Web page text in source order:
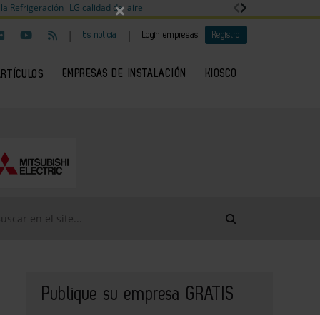
Refrigeración LG calidad del aire
| Es noticia | Login empresas Registro
EMPRESAS DE INSTALACIÓN KIOSCO
Publique su empresa GRATIS
×